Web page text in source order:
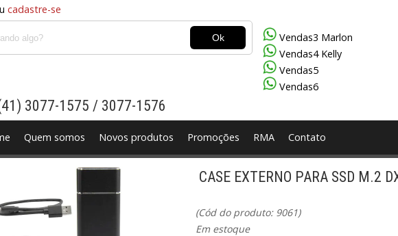
cadastre-se
Vendas3 Marlon
Vendas4 Kelly
Vendas5
Vendas6
3077-1575 / 3077-1576
Quem somos Novos produtos Promoções RMA Contato
Gabinetes GPS Gravadoras HD
Mouses Multimidias Placa Mãe Placas de Vídeo
CASE EXTERNO PARA SSD M.2
(Cód do produto: 9061)
Em estoque